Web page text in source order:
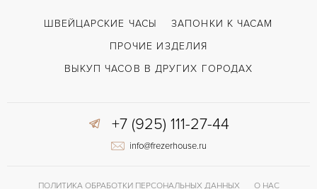
Застежка с помощью шипа
ШВЕЙЦАРСКИЕ ЧАСЫ
ЗАПОНКИ К ЧАСАМ
ПРОЧИЕ ИЗДЕЛИЯ
ВЫКУП ЧАСОВ В ДРУГИХ ГОРОДАХ
+7 (925) 111-27-44
info@frezerhouse.ru
ПОЛИТИКА ОБРАБОТКИ ПЕРСОНАЛЬНЫХ ДАННЫХ
О НАС